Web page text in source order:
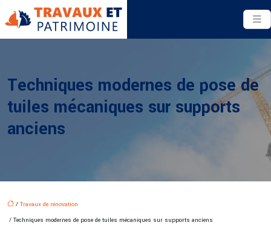
Techniques modernes de pose de
tuiles mécaniques sur supports
anciens
/Travaux de rénovation
/ Techniques modernes de pose de tuiles mécaniques sur supports anciens